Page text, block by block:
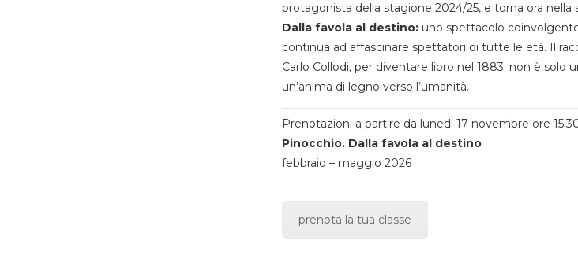
protagonista della stagione 2024/25, e torna ora nella
Dalla favola al destino:uno spettacolo
continua ad affascinare spettatori di tutte le età. Il
Carlo Collodi, per diventare libro nel 1883. non è solo
un’anima di legno verso l’umanità.
Prenotazioni a partire da lunedi 17 novembre ore
Pinocchio. Dalla favola al destino
febbraio – maggio 2026
prenota la tua classe